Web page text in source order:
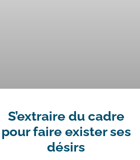
S’extraire du cadre
pour faire exister ses
désirs